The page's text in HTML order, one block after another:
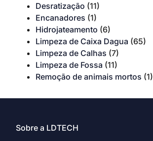
Desratização (11)
Encanadores (1)
Hidrojateamento (6)
Limpeza de Caixa Dagua (65)
Limpeza de Calhas (7)
Limpeza de Fossa (11)
Remoção de animais mortos (1)
Sobre a LDTECH